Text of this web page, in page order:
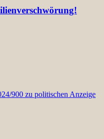
900 zu politischen Anzeige